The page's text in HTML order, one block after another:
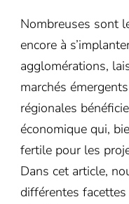
Nombreuses sont
encore à
agglomérations,
marchés
régionales
économique qui,
fertile pour les
Dans cet article,
différentes